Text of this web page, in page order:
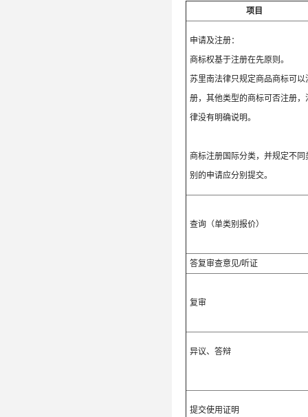
项目
申请及注册：
商标权基于注册在先原则。
苏里南法律只规定商品商标可以
册，其他类型的商标可否注册，
律没有明确说明。
商标注册国际分类，并规定不同
别的申请应分别提交。
查询（单类别报价）
答复审查意见/听证
复审
异议、答辩
提交使用证明